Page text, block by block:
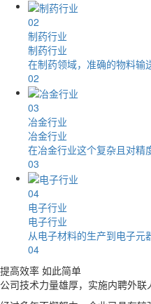
02
制药行业
制药行业
在制药领域，准确的物料输
02
03
冶金行业
冶金行业
在冶金行业这个复杂且对精
03
04
电子行业
电子行业
从电子材料的生产到电子元
04
提高效率 如此简单
公司技术力量雄厚，实施内聘外联